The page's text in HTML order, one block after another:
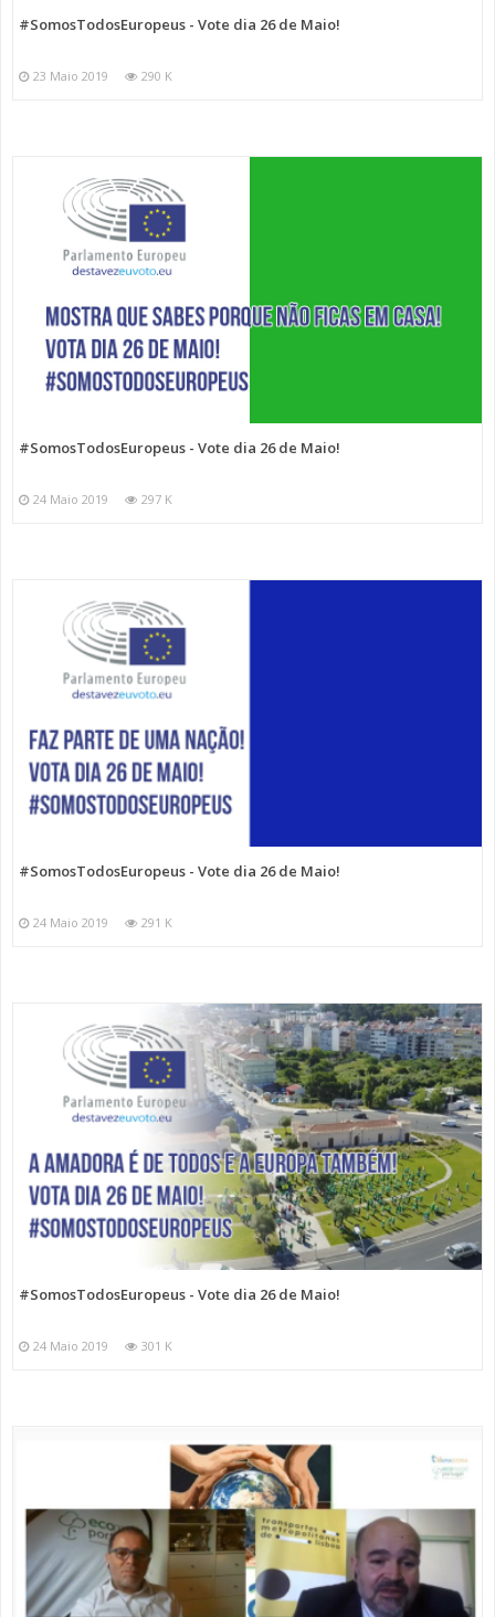
#SomosTodosEuropeus - Vote dia 26 de Maio!
23 Maio 2019 290 K
#SomosTodosEuropeus - Vote dia 26 de Maio!
24 Maio 2019 297 K
#SomosTodosEuropeus - Vote dia 26 de Maio!
24 Maio 2019 291 K
#SomosTodosEuropeus - Vote dia 26 de Maio!
24 Maio 2019 301 K